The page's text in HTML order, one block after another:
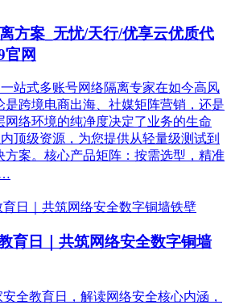
方案_无忧/天行/优享云优质代
官网
站式多账号网络隔离专家在如今高风
是跨境电商出海、社媒矩阵营销，还是
网络环境的纯净度决定了业务的生命
顶级资源，为您提供从轻量级测试到
方案。核心产品矩阵：按需选型，精准
…
育日｜共筑网络安全数字铜墙
全教育日，解读网络安全核心内涵，